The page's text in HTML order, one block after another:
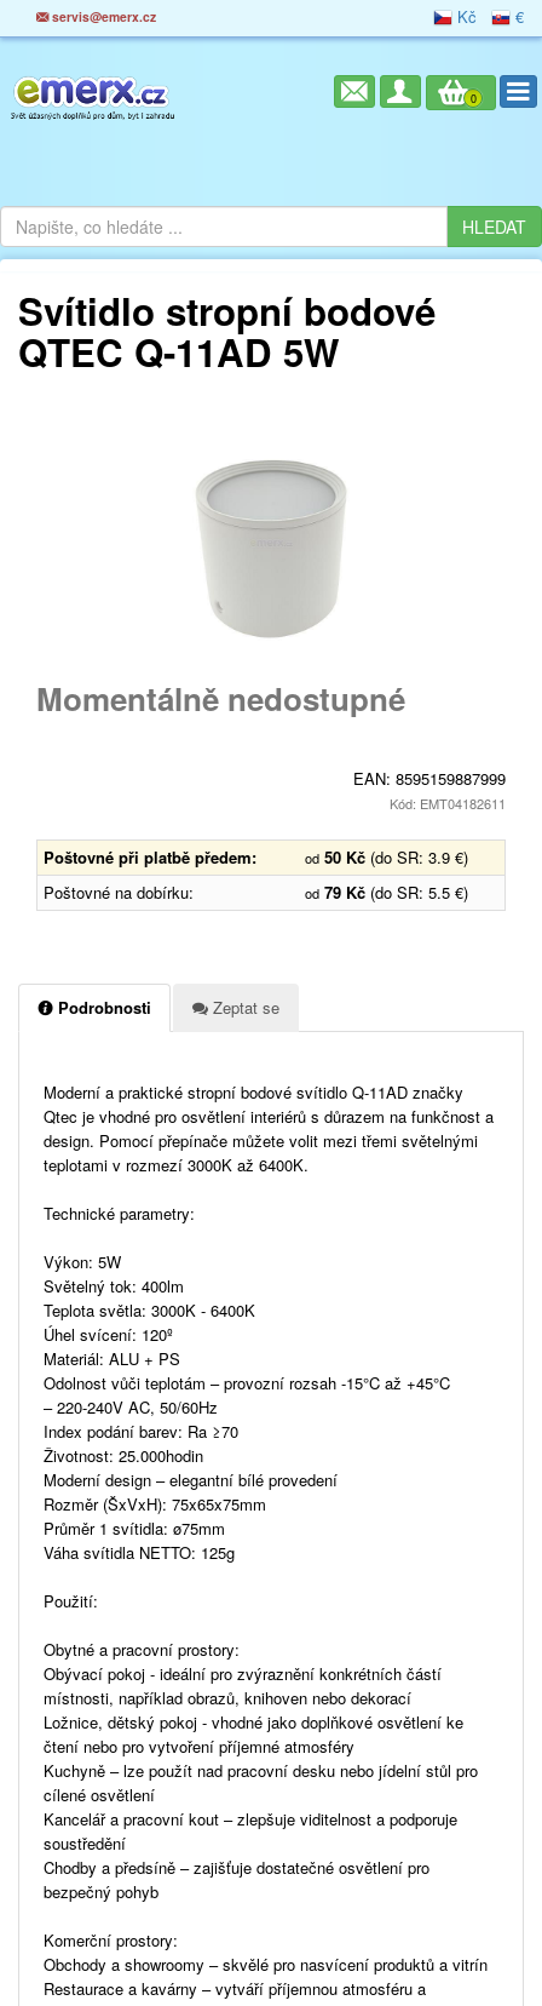
servis@emerx.cz Kč €
0
Svítidlo stropní bodové
QTEC Q-11AD 5W
Momentálně nedostupné
EAN: 8595159887999
Kód: EMT04182611
Poštovné při platbě předem: od 50 Kč (do SR: 3.9 €)
Poštovné na dobírku:
od 79 Kč (do SR: 5.5 €)
Podrobnosti Zeptat se
Moderní a praktické stropní bodové svítidlo Q-11AD značky
Qtec je vhodné pro osvětlení interiérů s důrazem na funkčnost a
design. Pomocí přepínače můžete volit mezi třemi světelnými
teplotami v rozmezí 3000K až 6400K.
Technické parametry:
Výkon: 5W
Světelný tok: 400lm
Teplota světla: 3000K - 6400K
Úhel svícení: 120º
Materiál: ALU + PS
Odolnost vůči teplotám – provozní rozsah -15°C až +45°C
– 220-240V AC, 50/60Hz
Index podání barev: Ra ≥70
Životnost: 25.000hodin
Moderní design – elegantní bílé provedení
Rozměr (ŠxVxH): 75x65x75mm
Průměr 1 svítidla: ø75mm
Váha svítidla NETTO: 125g
Použití:
Obytné a pracovní prostory:
Obývací pokoj - ideální pro zvýraznění konkrétních částí
místnosti, například obrazů, knihoven nebo dekorací
Ložnice, dětský pokoj - vhodné jako doplňkové osvětlení ke
čtení nebo pro vytvoření příjemné atmosféry
Kuchyně – lze použít nad pracovní desku nebo jídelní stůl pro
cílené osvětlení
Kancelář a pracovní kout – zlepšuje viditelnost a podporuje
soustředění
Chodby a předsíně – zajišťuje dostatečné osvětlení pro
bezpečný pohyb
Komerční prostory:
Obchody a showroomy – skvělé pro nasvícení produktů a vitrín
Restaurace a kavárny – vytváří příjemnou atmosféru a